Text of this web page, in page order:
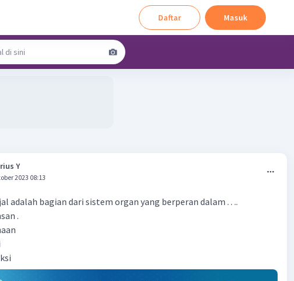
Daftar Masuk
Y
2023 08:13
adalah bagian dari sistem organ yang berperan dalam . . ..
.